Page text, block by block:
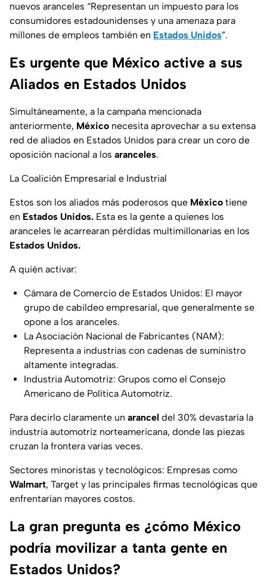
nuevos aranceles “Representan un impuesto para los
consumidores estadounidenses y una amenaza para
millones de empleos también en Estados Unidos”.
Es urgente que México active a sus
Aliados en Estados Unidos
Simultáneamente, a la campaña mencionada
anteriormente, México necesita aprovechar a su extensa
red de aliados en Estados Unidos para crear un coro de
oposición nacional a los aranceles.
La Coalición Empresarial e Industrial
Estos son los aliados más poderosos que México tiene
en Estados Unidos. Esta es la gente a quienes los
aranceles le acarrearan pérdidas multimillonarias en los
Estados Unidos.
A quién activar:
Cámara de Comercio de Estados Unidos: El mayor
grupo de cabildeo empresarial, que generalmente se
opone a los aranceles.
La Asociación Nacional de Fabricantes (NAM):
Representa a industrias con cadenas de suministro
altamente integradas.
Industria Automotriz: Grupos como el Consejo
Americano de Política Automotriz.
Para decirlo claramente un arancel del 30% devastaría la
industria automotriz norteamericana, donde las piezas
cruzan la frontera varias veces.
Sectores minoristas y tecnológicos: Empresas como
Walmart, Target y las principales firmas tecnológicas que
enfrentarían mayores costos.
La gran pregunta es ¿cómo México
podría movilizar a tanta gente en
Estados Unidos?